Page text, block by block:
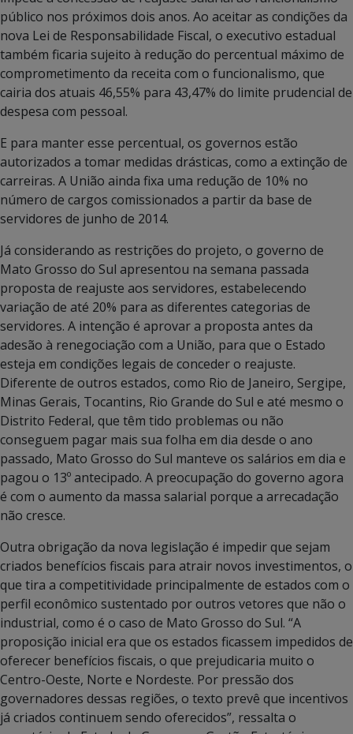
público nos próximos dois anos. Ao aceitar as condições da
nova Lei de Responsabilidade Fiscal, o executivo estadual
também ficaria sujeito à redução do percentual máximo de
comprometimento da receita com o funcionalismo, que
cairia dos atuais 46,55% para 43,47% do limite prudencial de
despesa com pessoal.
E para manter esse percentual, os governos estão
autorizados a tomar medidas drásticas, como a extinção de
carreiras. A União ainda fixa uma redução de 10% no
número de cargos comissionados a partir da base de
servidores de junho de 2014.
Já considerando as restrições do projeto, o governo de
Mato Grosso do Sul apresentou na semana passada
proposta de reajuste aos servidores, estabelecendo
variação de até 20% para as diferentes categorias de
servidores. A intenção é aprovar a proposta antes da
adesão à renegociação com a União, para que o Estado
esteja em condições legais de conceder o reajuste.
Diferente de outros estados, como Rio de Janeiro, Sergipe,
Minas Gerais, Tocantins, Rio Grande do Sul e até mesmo o
Distrito Federal, que têm tido problemas ou não
conseguem pagar mais sua folha em dia desde o ano
passado, Mato Grosso do Sul manteve os salários em dia e
pagou o 13º antecipado. A preocupação do governo agora
é com o aumento da massa salarial porque a arrecadação
não cresce.
Outra obrigação da nova legislação é impedir que sejam
criados benefícios fiscais para atrair novos investimentos, o
que tira a competitividade principalmente de estados com o
perfil econômico sustentado por outros vetores que não o
industrial, como é o caso de Mato Grosso do Sul. “A
proposição inicial era que os estados ficassem impedidos de
oferecer benefícios fiscais, o que prejudicaria muito o
Centro-Oeste, Norte e Nordeste. Por pressão dos
governadores dessas regiões, o texto prevê que incentivos
já criados continuem sendo oferecidos”, ressalta o